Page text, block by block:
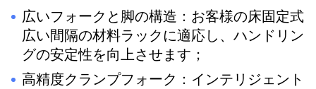
広いフォークと脚の構造：お客様の床固定式
広い間隔の材料ラックに適応し、ハンドリン
グの安定性を向上させます；
高精度クランプフォーク：インテリジェント